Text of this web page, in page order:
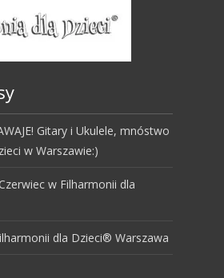
Gitary i Ukulele, mnóstwo
w Warszawie:)
w Filharmonii dla
dla Dzieci® Warszawa